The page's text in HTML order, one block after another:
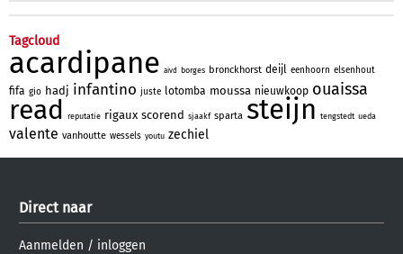
Tagcloud
acardipane aivd borges bronckhorst deijl eenhoorn elsenhout
fifa gio hadj infantino juste lotomba moussa nieuwkoop ouaissa
read reputatie rigaux scorend sjaakf sparta steijn tengstedt ueda
valente vanhoutte wessels youtu zechiel
Direct naar
Aanmelden / inloggen